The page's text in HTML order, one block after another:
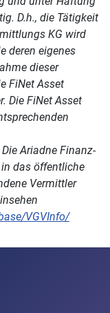
D.h., die Tätigkeit
KG wird
deren eigenes
dieser
FiNet Asset
Die FiNet Asset
Ariadne Finanz-
das öffentliche
Vermittler
VGVInfo/